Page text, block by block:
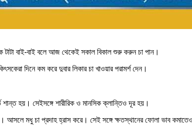
টাটা বাই-বাই বলে আজ থেকেই সকাল বিকাল শুরু করুন চা পান।
দিনে কম করে দুবার লিকার চা খাওয়ার পরামর্শ দেন।
শান্ত হয়। সেইসঙ্গে শারীরিক ও মানসিক ক্লান্তিও দূর হয়।
মধু চা প্রদাহ হ্রাস করে। সেই সঙ্গে ক্ষতস্থানের ফোলা ভাব